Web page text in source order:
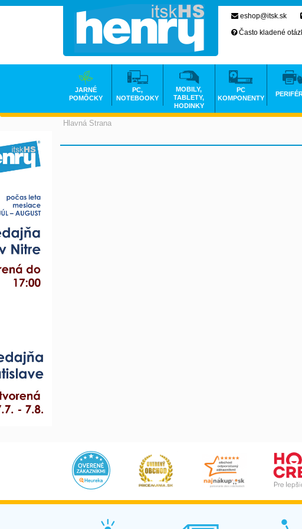
Hlavná Strana
eshop@itsk.sk
Často kladené
JARNÉ
POMÔCKY
PC,
NOTEBOOKY
MOBILY,
TABLETY,
HODINKY
PC
KOMPONENTY